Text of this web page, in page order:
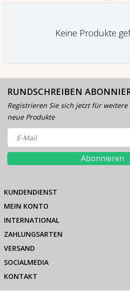
Keine Produkte
RUNDSCHREIBEN
Registrieren Sie sich jetzt für
neue Produkte
Abonnieren
KUNDENDIENST
MEIN KONTO
INTERNATIONAL
ZAHLUNGSARTEN
VERSAND
SOCIALMEDIA
KONTAKT